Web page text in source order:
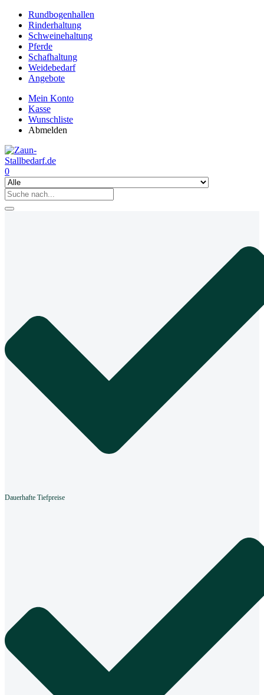
Rundbogenhallen
Rinderhaltung
Schweinehaltung
Pferde
Schafhaltung
Weidebedarf
Angebote
Mein Konto
Kasse
Wunschliste
Abmelden
0
Dauerhafte Tiefpreise